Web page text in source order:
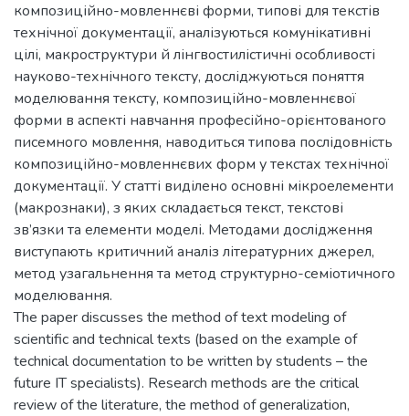
композиційно-мовленнєві форми, типові для текстів
технічної документації, аналізуються комунікативні
цілі, макроструктури й лінгвостилістичні особливості
науково-технічного тексту, досліджуються поняття
моделювання тексту, композиційно-мовленнєвої
форми в аспекті навчання професійно-орієнтованого
писемного мовлення, наводиться типова послідовність
композиційно-мовленнєвих форм у текстах технічної
документації. У статті виділено основні мікроелементи
(макрознаки), з яких складається текст, текстові
зв’язки та елементи моделі. Методами дослідження
виступають критичний аналіз літературних джерел,
метод узагальнення та метод структурно-семіотичного
моделювання.
The paper discusses the method of text modeling of
scientific and technical texts (based on the example of
technical documentation to be written by students – the
future IT specialists). Research methods are the critical
review of the literature, the method of generalization,